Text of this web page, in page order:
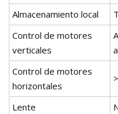
Almacenamiento local
Control de motores
verticales
Control de motores
horizontales
Lente